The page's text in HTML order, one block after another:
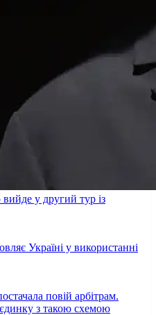
у другий тур із
Україні у використанні
повій арбітрам.
з такою схемою